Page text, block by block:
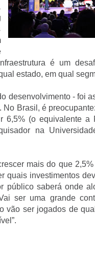
é um
estado, em qual
desenvolvimento - foi
Brasil, é
6,5% (o equivalente
na
mais do que
quais investimentos
público saberá onde
ser uma grande
vão ser jogados de